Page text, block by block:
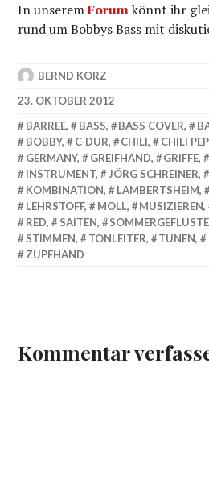
In unseremForumkönnt ihr
rund um Bobbys Bass mit
BERND KORZ
23. OKTOBER 2012
BARREE, BASS, BASS COVER,
BOBBY, C-DUR, CHILI, CHILI
GERMANY, GREIFHAND, GRIFFE,
INSTRUMENT, JÖRG SCHREINER,
KOMBINATION, LAMBERTSHEIM,
LEHRSTOFF, MOLL, MUSIZIEREN,
RED, SAITEN,
STIMMEN, TONLEITER, TUNEN,
ZUPFHAND
Kommentar